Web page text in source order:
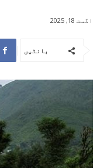
اگست 18, 2025
بانٹیں